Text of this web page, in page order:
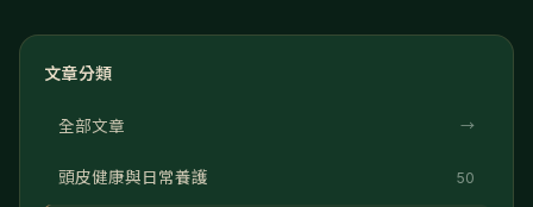
文章分類
全部文章 →
頭皮健康與日常養護 50